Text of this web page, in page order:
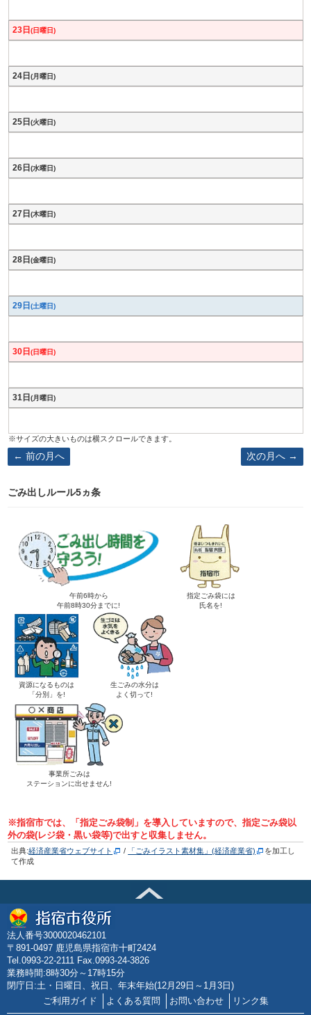
23日 (日曜日)
24日 (月曜日)
25日 (火曜日)
26日 (水曜日)
27日 (木曜日)
28日 (金曜日)
29日 (土曜日)
30日 (日曜日)
31日 (月曜日)
前の月へ 次の月へ
ごみ出しルール5ヵ条
午前6時から
午前8時30分までに!
指定ごみ袋には
氏名を!
資源になるものは
「分別」を!
生ごみの水分は
よく切って!
事業所ごみは
ステーションに出せません!
※指宿市では、「指定ごみ袋制」を導入していますので、指定ごみ袋以
外の袋(レジ袋・黒い袋等)で出すと収集しません。
出典:経済産業省ウェブサイト / 「ごみイラスト素材集」(経済産業省)
を加工し
て作成
法人番号3000020462101
〒891-0497 鹿児島県指宿市十町2424
Tel.0993-22-2111 Fax.0993-24-3826
業務時間:8時30分～17時15分
閉庁日:土・日曜日、祝日、年末年始(12月29日～1月3日)
ご利用ガイド
よくある質問 お問い合わせ リンク集